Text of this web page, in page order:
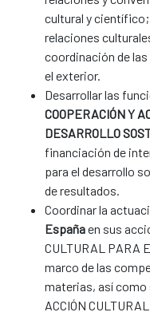
cultural y científico;
relaciones
coordinación de
el exterior.
Desarrollar las
COOPERACIÓN Y
DESARROLLO
financiación de
para el desarrollo
de resultados.
Coordinar la
Españaen sus
CULTURAL PARA
marco de las
materias, así como
ACCIÓN